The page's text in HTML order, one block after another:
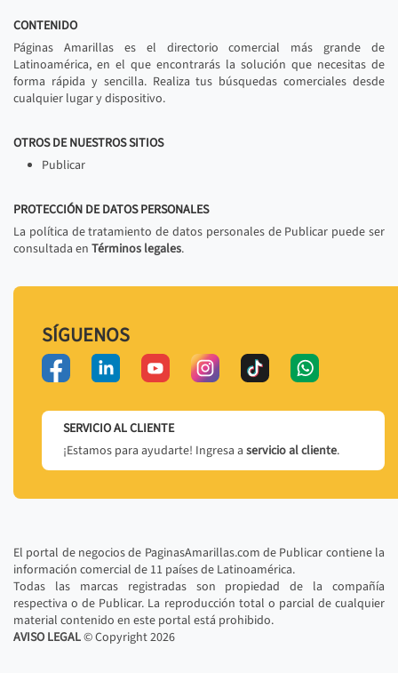
CONTENIDO
Páginas Amarillas es el directorio comercial más grande de
Latinoamérica, en el que encontrarás la solución que necesitas de
forma rápida y sencilla. Realiza tus búsquedas comerciales desde
cualquier lugar y dispositivo.
OTROS DE NUESTROS SITIOS
Publicar
PROTECCIÓN DE DATOS PERSONALES
La política de tratamiento de datos personales de Publicar puede ser
consultada en Términos legales.
SÍGUENOS
SERVICIO AL CLIENTE
¡Estamos para ayudarte! Ingresa a servicio al cliente.
El portal de negocios de PaginasAmarillas.com de Publicar contiene la
información comercial de 11 países de Latinoamérica.
Todas las marcas registradas son propiedad de la compañía
respectiva o de Publicar. La reproducción total o parcial de cualquier
material contenido en este portal está prohibido.
AVISO LEGAL© Copyright2026